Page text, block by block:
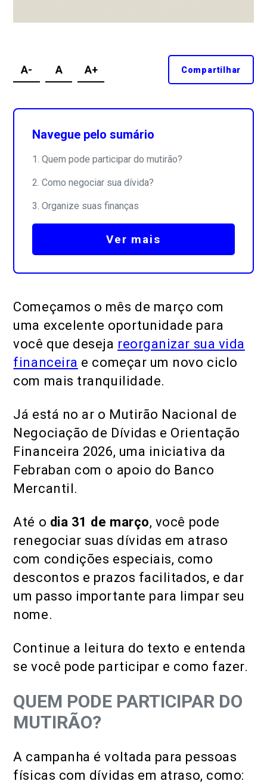
Começamos o mês de março com
uma excelente oportunidade para
você que deseja reorganizar sua vida
financeira e começar um novo ciclo
com mais tranquilidade.
Já está no ar o Mutirão Nacional de
Negociação de Dívidas e Orientação
Financeira 2026, uma iniciativa da
Febraban com o apoio do Banco
Mercantil.
Até o dia 31 de março, você pode
renegociar suas dívidas em atraso
com condições especiais, como
descontos e prazos facilitados, e dar
um passo importante para limpar seu
nome.
Continue a leitura do texto e entenda
se você pode participar e como fazer.
QUEM PODE PARTICIPAR DO
MUTIRÃO?
A campanha é voltada para pessoas
físicas com dívidas em atraso, como:
A- A A+ Compartilhar
Navegue pelo sumário
Quem pode participar do mutirão?
Como negociar sua dívida?
Organize suas finanças
Ver mais